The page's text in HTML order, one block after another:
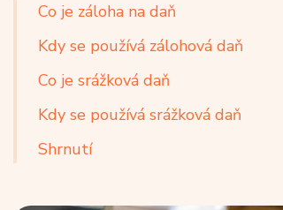
Co je záloha na daň
Kdy se používá zálohová daň
Co je srážková daň
Kdy se používá srážková daň
Shrnutí